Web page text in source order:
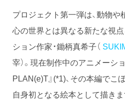
プロジェクト第一弾は、動物
心の世界とは異なる新たな視
ション作家・鋤柄真希子（
宰）。現在制作中のアニメーシ
PLAN(e)T』(*1)、その本編でこ
自身初となる絵本として描きま